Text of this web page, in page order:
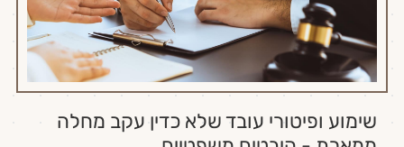
שימוע ופיטורי עובד שלא כדין עקב מחלה